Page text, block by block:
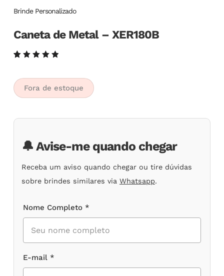
Brinde Personalizado
Caneta de Metal – XER180B
5.00de
5, com
baseado
em
clientes
Fora de estoque
🔔 Avise-me quando chegar
Receba um aviso quando chegar ou tire dúvidas
sobre brindes similares via Whatsapp.
Nome Completo *
E-mail *